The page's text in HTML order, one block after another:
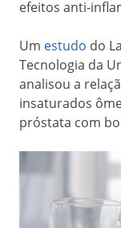
efeitos anti-
Um estudo do
Tecnologia da
analisou a
insaturados
próstata com